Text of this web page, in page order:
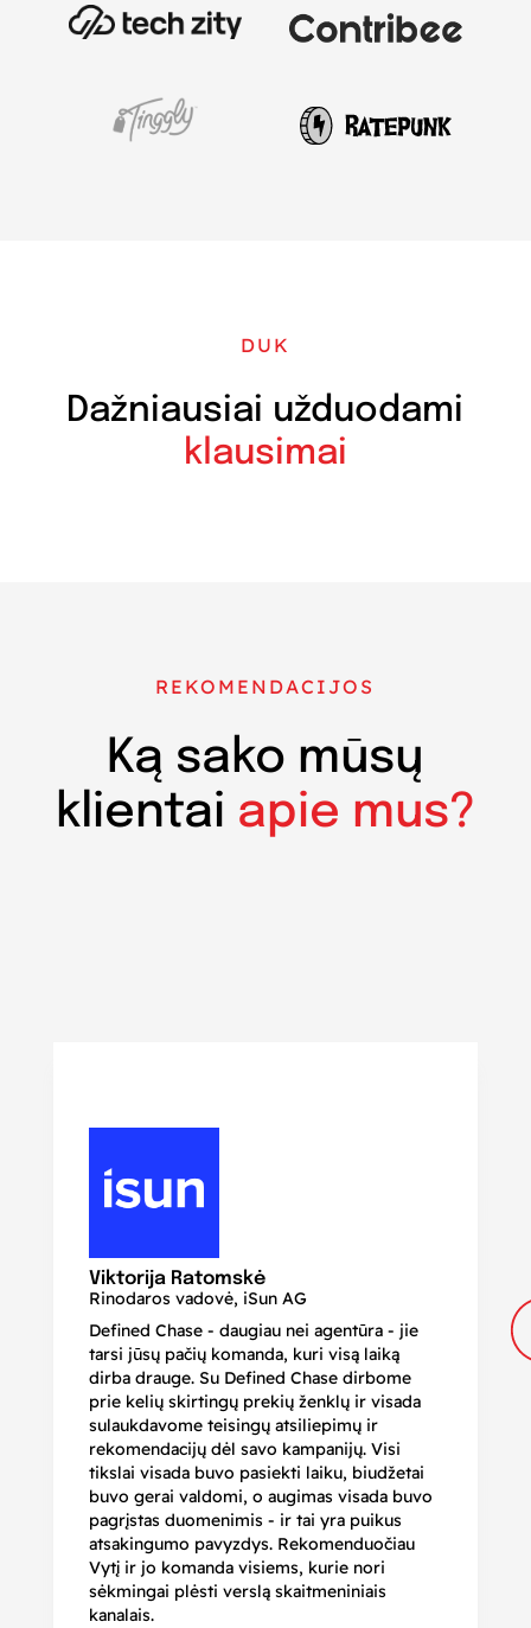
DUK
Dažniausiai užduodami
klausimai
REKOMENDACIJOS
Ką sako mūsų
klientai apie mus?
Viktorija Ratomskė
Rinodaros vadovė, iSun AG
Defined Chase - daugiau nei agentūra - jie
tarsi jūsų pačių komanda, kuri visą laiką
dirba drauge. Su Defined Chase dirbome
prie kelių skirtingų prekių ženklų ir visada
sulaukdavome teisingų atsiliepimų ir
rekomendacijų dėl savo kampanijų. Visi
tikslai visada buvo pasiekti laiku, biudžetai
buvo gerai valdomi, o augimas visada buvo
pagrįstas duomenimis - ir tai yra puikus
atsakingumo pavyzdys. Rekomenduočiau
Vytį ir jo komanda visiems, kurie nori
sėkmingai plėsti verslą skaitmeniniais
kanalais.
ir